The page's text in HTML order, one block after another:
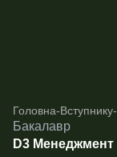
Головна-Вступнику-
Бакалавр
D3 Менеджмент